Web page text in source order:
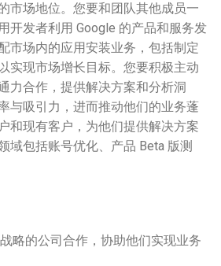
市场地位。您要和团队其他成员一
开发者利用 Google 的产品和服务发
市场内的应用安装业务，包括制定
实现市场增长目标。您要积极主动
力合作，提供解决方案和分析洞
与吸引力，进而推动他们的业务蓬
和现有客户，为他们提供解决方案
域包括账号优化、产品 Beta 版测
略的公司合作，协助他们实现业务